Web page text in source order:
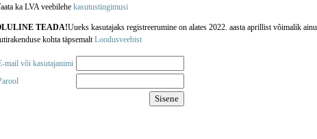
ka LVA veebilehe kasutustingimusi
TEADA!Uueks kasutajaks registreerumine on alates 2022. aasta aprillist võimalik
kohta täpsemaltLoodusveebist
mail või kasutajanimi